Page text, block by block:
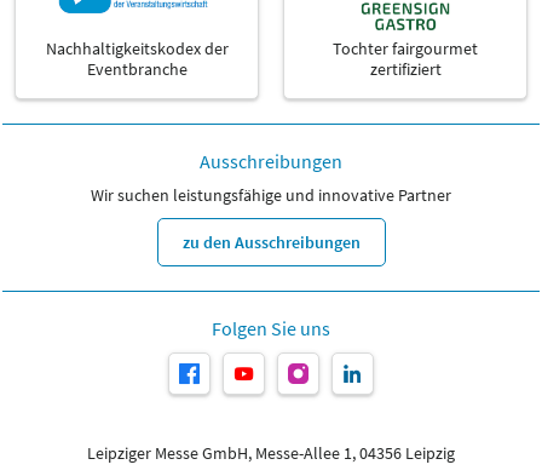
Nachhaltigkeitskodex der
Eventbranche
Tochter fairgourmet
zertifiziert
Ausschreibungen
Wir suchen leistungsfähige und innovative Partner
zu den Ausschreibungen
Folgen Sie uns
Leipziger Messe GmbH, Messe-Allee 1, 04356 Leipzig